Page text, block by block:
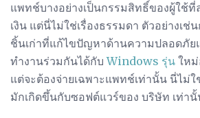
แพทช์บางอย่างเป็นกรรมสิทธิ์ของผู้ใช้ที่
เงิน แต่นี่ไม่ใช่เรื่องธรรมดา ตัวอย่างเช่
ชิ้นเก่าที่แก้ไขปัญหาด้านความปลอดภัย
ทำงานร่วมกันได้กับWindows รุ่น ให
แต่จะต้องจ่ายเฉพาะแพทช์เท่านั้น นี่ไม่ใ
มักเกิดขึ้นกับซอฟต์แวร์ของ บริษัท เท่า